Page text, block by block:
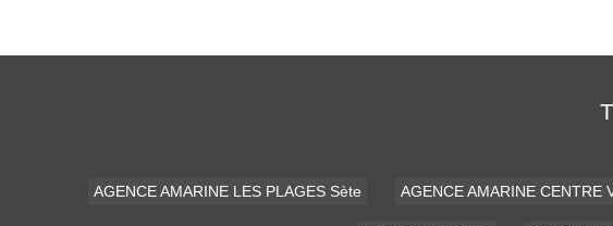
AGENCE AMARINE LES PLAGES Sète AGENCE AMARINE CENTRE